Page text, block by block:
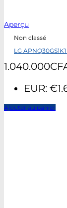
Aperçu
Non classé
LG
1.040.000
EUR:
Ajouter au panier